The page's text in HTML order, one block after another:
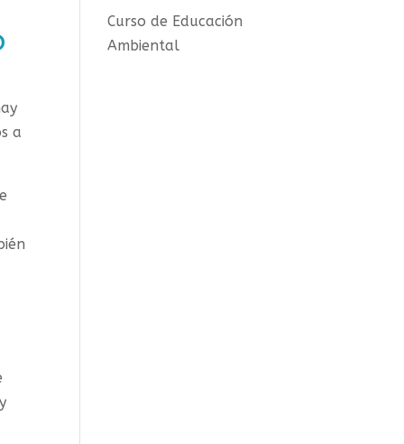
a
Curso de Educación
Ambiental